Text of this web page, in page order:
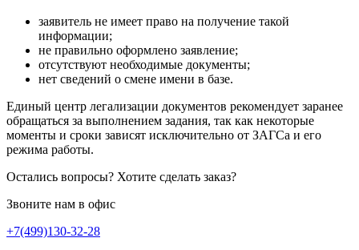
заявитель не имеет право на получение такой
информации;
не правильно оформлено заявление;
отсутствуют необходимые документы;
нет сведений о смене имени в базе.
Единый центр легализации документов рекомендует заранее
обращаться за выполнением задания, так как некоторые
моменты и сроки зависят исключительно от ЗАГСа и его
режима работы.
Остались вопросы? Хотите сделать заказ?
Звоните нам в офис
+7(499)130-32-28